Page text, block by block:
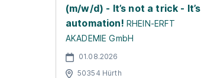
(m/w/d) - It’s not a trick - It’s
automation! RHEIN-ERFT
AKADEMIE GmbH
01.08.2026
50354 Hürth